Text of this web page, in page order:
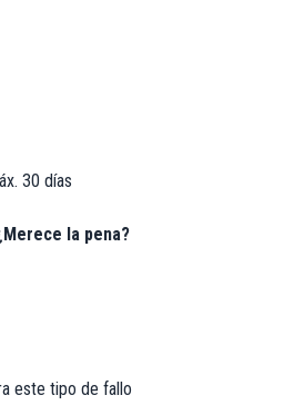
30 días
la pena?
este tipo de fallo